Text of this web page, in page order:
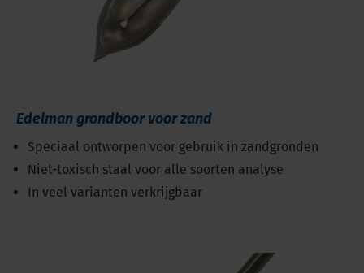
Edelman grondboor voor zand
Speciaal ontworpen voor gebruik in zandgronden
Niet-toxisch staal voor alle soorten analyse
In veel varianten verkrijgbaar